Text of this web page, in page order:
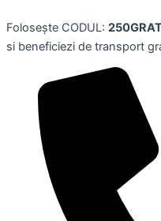
to
content
Folosește CODUL:
si beneficiezi de transport